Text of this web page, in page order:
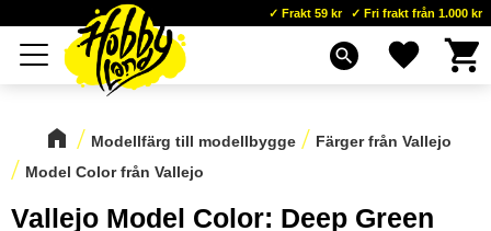
Meny
Frakt 59 kr Fri frakt från 1.000 kr
search Favoriter
Modellfärg till modellbygge
Färger från Vallejo
Model Color från Vallejo
Vallejo Model Color: Deep Green